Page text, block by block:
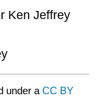
Ken Jeffrey
under aCC BY